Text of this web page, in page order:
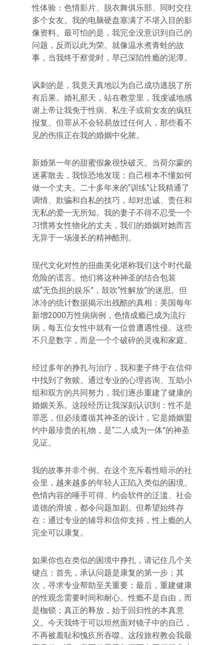
性体验：色情影片、脱衣舞俱乐部、同时交往
多个女友。我的电脑硬盘塞满了不堪入目的影
像资料。最可怕的是，我完全没意识到自己的
问题，反而以此为荣。就像温水煮青蛙的故
事，当我终于察觉时，早已深陷性瘾的泥潭。
讽刺的是，我竟天真地以为自己成功逃脱了所
有后果。婚礼那天，站在教堂里，我虔诚地感
谢上帝让我免于性病、私生子或前女友的疯狂
报复。但罪从不会轻易放过任何人，那些看不
见的伤痕正在我的婚姻中化脓。
新婚第一年的甜蜜假象很快破灭。当荷尔蒙的
迷雾散去，我惊恐地发现：自己根本不懂如何
做一个丈夫。二十多年来的“训练”让我精通了
调情、欺骗和自私的技巧，却对忠诚、责任和
无私的爱一无所知。我的妻子不得不忍受一个
习惯将女性物化的丈夫，我们的婚姻对她而言
无异于一场漫长的精神酷刑。
现代文化对性的扭曲美化堪称我们这个时代最
危险的谎言。他们将这种神圣的结合包装
成“无负担的娱乐”，鼓吹“性解放”的迷思。但
冰冷的统计数据揭示出残酷的真相：美国每年
新增2000万性病病例，色情成瘾已成为流行
病，每五位女性中就有一位曾遭遇性侵。这些
不只是数字，而是一个个破碎的灵魂和家庭。
经过多年的挣扎与治疗，我和妻子终于在信仰
中找到了救赎。通过专业的心理咨询、互助小
组和双方的共同努力，我们逐步重建了健康的
婚姻关系。这段经历让我深刻认识到：性不是
罪恶，但必须遵循其神圣的设计，它是婚姻盟
约中最珍贵的礼物，是“二人成为一体”的神圣
见证。
我的故事并非个例。在这个充斥着性暗示的社
会里，越来越多的年轻人正陷入类似的困境。
色情内容的唾手可得、约会软件的泛滥、社会
道德的滑坡，都令问题加剧。但希望始终存
在：通过专业的辅导和信仰支持，性上瘾的人
完全可以康复。
如果你也在类似的困境中挣扎，请记住几个关
键点：首先，承认问题是康复的第一步；其
次，寻求专业帮助至关重要；最后，重建健康
的性观念需要时间和耐心。性瘾不是自由，而
是枷锁；真正的释放，始于回归性的本真意
义。今天我终于可以坦然面对镜子中的自己，
不再被羞耻和愧疚所吞噬。这段旅程教会我最